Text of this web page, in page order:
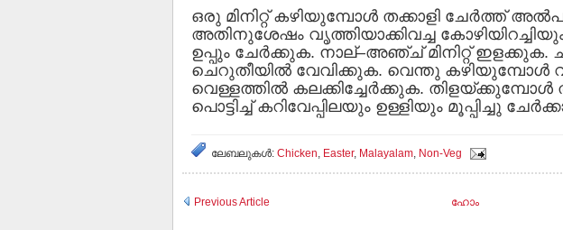
ഒരു മിനിറ്റ് കഴിയുമ്പോള്‍ തക്കാളി ചേര്‍ത്ത്
അതിനുശേഷം വൃത്തിയാക്കിവച്ച
ഉപ്പും ചേര്‍ക്കുക. നാല്–അഞ്ച് മിനിറ്റ് ഇളക്കുക.
ചെറുതീയില്‍ വേവിക്കുക. വെന്തു കഴിയുമ്പോള്‍
വെള്ളത്തില്‍ കലക്കിച്ചേര്‍ക്കുക.
പൊട്ടിച്ച് കറിവേപ്പിലയും ഉള്ളിയും മൂപ്പിച്ചു
ലേബലുകള്‍: Chicken, Easter, Malayalam, Non-Veg
Previous Article ഹോം